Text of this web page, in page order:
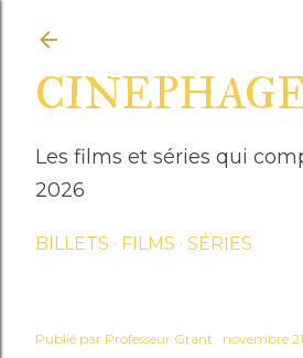
Les films et séries qui
2026
BILLETS FILMS SÉRIES
Publié par Professeur Grant novembre